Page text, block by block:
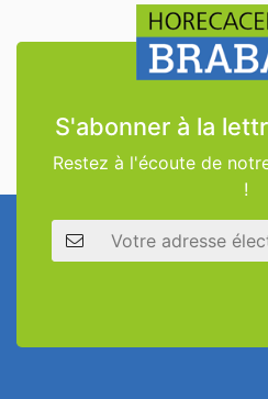
S'abonner à la
Restez à l'écoute de
!
Adresse électronique